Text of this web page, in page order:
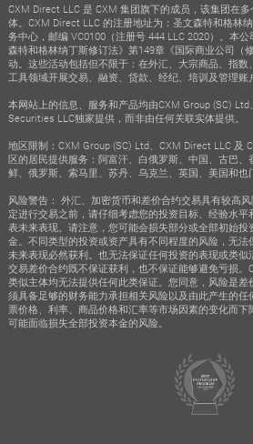
CXM Direct LLC 是 CXM 集团旗下的成员，该集团在
体。CXM Direct LLC 的注册地址为：圣文森特和格林
务中心，邮编 VC0100（注册号 444 LLC 2020）。本
森特和格林纳丁斯修订法》第149章《国际商业公司（
动。这些活动包括但不限于：在外汇、大宗商品、指数
工具领域开展交易、融资、贷款、经纪、培训及管理账
本网站上的信息、服务和产品均由CXM Group (SC)
Securities LLC独家提供，而非由任何关联实体提供。
地区限制：CXM Group (SC) Ltd、CXM Direct LLC 及
区的居民提供服务：阿富汗、白俄罗斯、中国、古巴
鲜、俄罗斯、索马里、苏丹、乌克兰、英国、美国和也
风险警告： 外汇、加密货币和差价合约交易具有较高
定进行交易之前，请仔细考虑您的投资目标、经验水
表未来表现。请注意，您可能会损失部分或全部初始
金。不同类型的投资或资产具有不同程度的风险，无
未来表现必然获利。也无法保证任何投资的表现或类似
交易差价合约既不保证获利，也不保证能够避免亏损
类似主体均无法提供任何此类保证。您同意，风险是
须具备足够的财务能力承担相关风险以及由此产生的
票价格、利率、商品价格和汇率等市场因素的变化而
可能面临损失全部投资本金的风险。